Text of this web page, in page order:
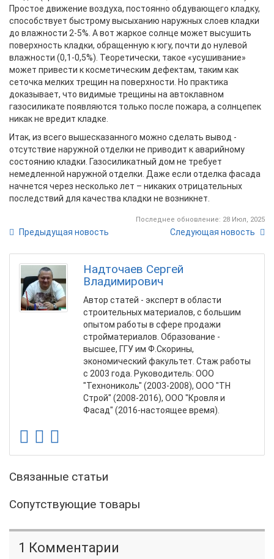
Простое движение воздуха, постоянно обдувающего кладку,
способствует быстрому высыханию наружных слоев кладки
до влажности 2-5%. А вот жаркое солнце может высушить
поверхность кладки, обращенную к югу, почти до нулевой
влажности (0,1-0,5%). Теоретически, такое «усушивание»
может привести к косметическим дефектам, таким как
сеточка мелких трещин на поверхности. Но практика
доказывает, что видимые трещины на автоклавном
газосиликате появляются только после пожара, а солнцепек
никак не вредит кладке.
Итак, из всего вышесказанного можно сделать вывод -
отсутствие наружной отделки не приводит к аварийному
состоянию кладки. Газосиликатный дом не требует
немедленной наружной отделки. Даже если отделка фасада
начнется через несколько лет – никаких отрицательных
последствий для качества кладки не возникнет.
Последнее обновление: 28 Июл, 2025
Предыдущая новость Следующая новость
Надточаев Сергей
Владимирович
Автор статей - эксперт в области
строительных материалов, с большим
опытом работы в сфере продажи
стройматериалов. Образование -
высшее, ГГУ им Ф.Скорины,
экономический факультет. Стаж работы
с 2003 года. Руководитель: ООО
"Технониколь" (2003-2008), ООО "ТН
Строй" (2008-2016), ООО "Кровля и
Фасад" (2016-настоящее время).
Связанные статьи
Сопутствующие товары
1 Комментарии